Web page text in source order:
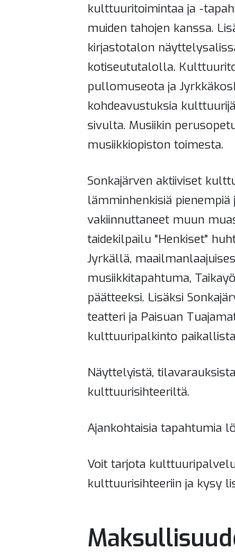
kulttuuritoimintaa ja -
muiden tahojen kanssa.
kirjastotalon
kotiseututalolla.
pullomuseota ja
kohdeavustuksia
sivulta. Musiikin
musiikkiopiston toimesta.
Sonkajärven aktiiviset
lämminhenkisiä
vakiinnuttaneet muun
taidekilpailu "Henkiset"
Jyrkällä,
musiikkitapahtuma,
päätteeksi. Lisäksi
teatteri ja Paisuan
kulttuuripalkinto
Näyttelyistä,
kulttuurisihteeriltä.
Ajankohtaisia tapahtumia
Voit tarjota
kulttuurisihteeriin ja kysy